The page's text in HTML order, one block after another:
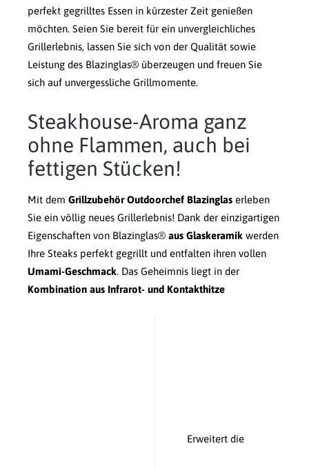
perfekt gegrilltes Essen in kürzester Zeit genießen
möchten. Seien Sie bereit für ein unvergleichliches
Grillerlebnis, lassen Sie sich von der Qualität sowie
Leistung des Blazinglas® überzeugen und freuen Sie
sich auf unvergessliche Grillmomente.
Steakhouse-Aroma ganz
ohne Flammen, auch bei
fettigen Stücken!
Mit dem Grillzubehör Outdoorchef Blazinglas erleben
Sie ein völlig neues Grillerlebnis! Dank der einzigartigen
Eigenschaften von Blazinglas® aus Glaskeramik werden
Ihre Steaks perfekt gegrillt und entfalten ihren vollen
Umami-Geschmack. Das Geheimnis liegt in der
Kombination aus Infrarot- und Kontakthitze
Erweitert die